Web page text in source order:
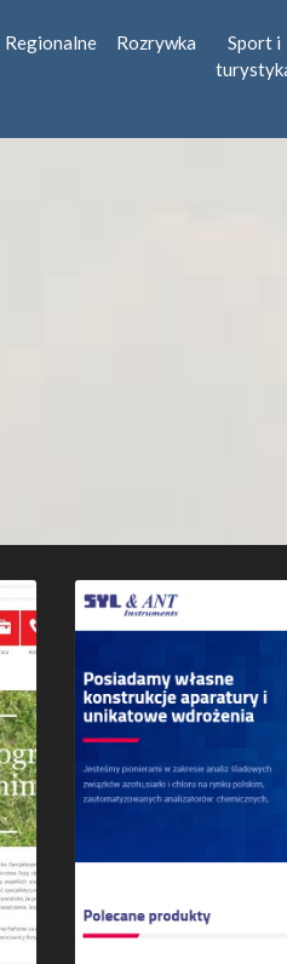
Regionalne Rozrywka
Sport i